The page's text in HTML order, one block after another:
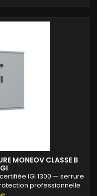
MONEOV CLASSE B
IGI 1300 — serrure
professionnelle